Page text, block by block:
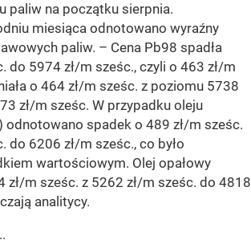
paliw na początku sierpnia.
miesiąca odnotowano wyraźny
paliw. – Cena Pb98 spadła
do 5974 zł/m sześc., czyli o 463 zł/m
o 464 zł/m sześc. z poziomu 5738
zł/m sześc. W przypadku oleju
odnotowano spadek o 489 zł/m sześc.
do 6206 zł/m sześc., co było
wartościowym. Olej opałowy
zł/m sześc. z 5262 zł/m sześc. do 4818
analitycy.